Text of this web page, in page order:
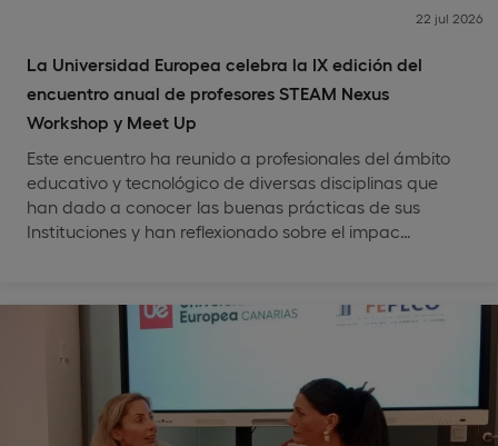
La Universidad Europea celebra la IX edición del
encuentro anual de profesores STEAM Nexus
Workshop y Meet Up
22 jul 2026
Este encuentro ha reunido a profesionales del ámbito
educativo y tecnológico de diversas disciplinas que
han dado a conocer las buenas prácticas de sus
Instituciones y han reflexionado sobre el impac…